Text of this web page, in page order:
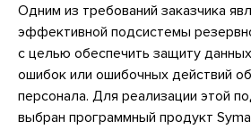
Одним из требований заказчика
эффективной подсистемы
с целью обеспечить защиту
ошибок или ошибочных действий
персонала. Для реализации этой
выбран программный продукт